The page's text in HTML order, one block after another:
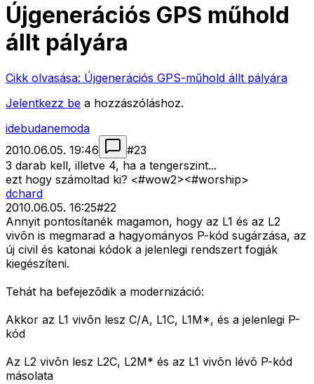
Újgenerációs GPS műhold
állt pályára
Cikk olvasása: Újgenerációs GPS-műhold állt pályára
Jelentkezz be a hozzászóláshoz.
idebudanemoda
2010.06.05. 19:46
#23
3 darab kell, illetve 4, ha a tengerszint...
ezt hogy számoltad ki? <#wow2><#worship>
dchard
2010.06.05. 16:25#22
Annyit pontosítanék magamon, hogy az L1 és az L2
vivõn is megmarad a hagyományos P-kód sugárzása, az
új civil és katonai kódok a jelenlegi rendszert fogják
kiegészíteni.
Tehát ha befejezõdik a modernizáció:
Akkor az L1 vivõn lesz C/A, L1C, L1M*, és a jelenlegi P-
kód
Az L2 vivõn lesz L2C, L2M* és az L1 vivõn lévõ P-kód
másolata